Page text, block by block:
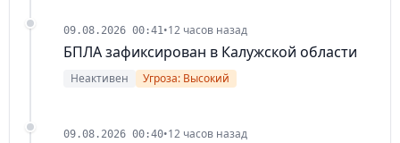
09.08.2026 00:41•12 часов назад
БПЛА зафиксирован в Калужской области
Неактивен Угроза: Высокий
09.08.2026 00:40•12 часов назад